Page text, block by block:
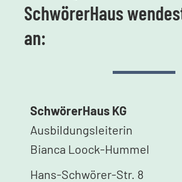
SchwörerHaus
an:
SchwörerHaus KG
Ausbildungsleiterin
Bianca Loock-Hummel
Hans-Schwörer-Str. 8